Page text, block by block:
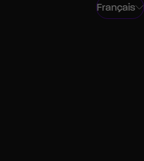
Français